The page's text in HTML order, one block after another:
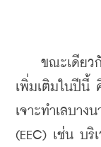
ขณะเดียวกั
เพิ่มเติมในปีนี้
เจาะทำเลบา
(EEC) เช่น บริ